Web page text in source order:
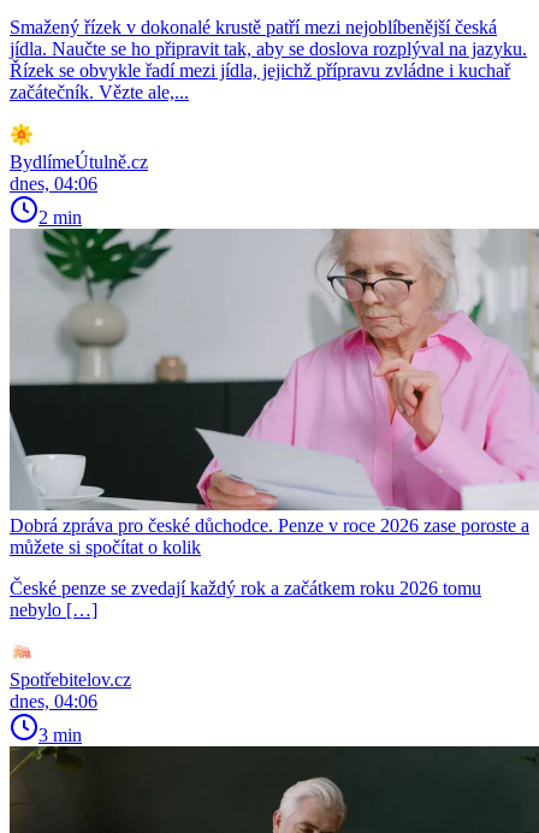
Smažený řízek v dokonalé krustě patří mezi nejoblíbenější česká
jídla. Naučte se ho připravit tak, aby se doslova rozplýval na jazyku.
Řízek se obvykle řadí mezi jídla, jejichž přípravu zvládne i kuchař
začátečník. Vězte ale,...
BydlímeÚtulně.cz
dnes, 04:06
2 min
Dobrá zpráva pro české důchodce. Penze v roce 2026 zase poroste a
můžete si spočítat o kolik
České penze se zvedají každý rok a začátkem roku 2026 tomu
nebylo […]
Spotřebitelov.cz
dnes, 04:06
3 min